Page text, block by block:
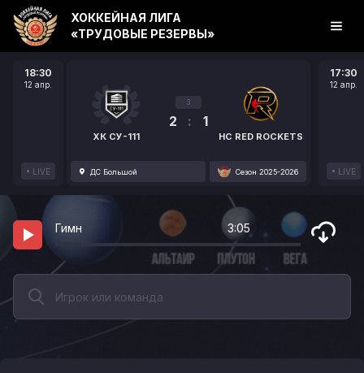
18:30
12 апр.
LIVE
ХК СУ-111
3
2 : 1
HC RED ROCKETS
ДС Большой Сезон 2025-2026
17:30
12 апр.
LIVE
ХОККЕЙНАЯ ЛИГА
«ТРУДОВЫЕ РЕЗЕРВЫ»
Гимн 3:05